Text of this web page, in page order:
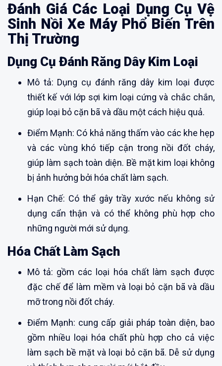
Đánh Giá Các Loại Dụng Cụ Vệ
Sinh Nồi Xe Máy Phổ Biến Trên
Thị Trường
Dụng Cụ Đánh Răng Dây Kim Loại
Mô tả: Dụng cụ đánh răng dây kim loại được
thiết kế với lớp sợi kim loại cứng và chắc chắn,
giúp loại bỏ cặn bã và dầu một cách hiệu quả.
Điểm Mạnh: Có khả năng thấm vào các khe hẹp
và các vùng khó tiếp cận trong nồi đốt cháy,
giúp làm sạch toàn diện. Bề mặt kim loại không
bị ảnh hưởng bởi hóa chất làm sạch.
Hạn Chế: Có thể gây trầy xước nếu không sử
dụng cẩn thận và có thể không phù hợp cho
những người mới sử dụng.
Hóa Chất Làm Sạch
Mô tả: gồm các loại hóa chất làm sạch được
đặc chế để làm mềm và loại bỏ cặn bã và dầu
mỡ trong nồi đốt cháy.
Điểm Mạnh: cung cấp giải pháp toàn diện, bao
gồm nhiều loại hóa chất phù hợp cho cả việc
làm sạch bề mặt và loại bỏ cặn bã. Dễ sử dụng